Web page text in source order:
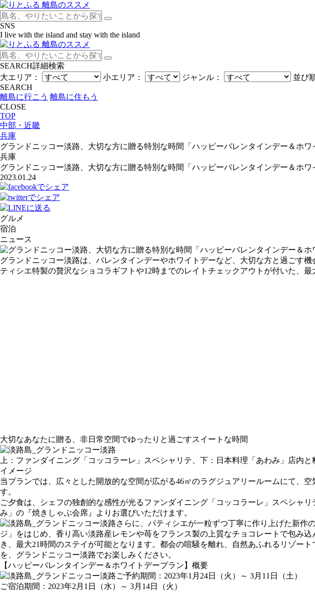
SNS
I live with the island and stay with the island
SEARCH詳細検索
大エリア：
小エリア： ジャンル：
並び
SEARCH
離島に行こう 離島に住もう
CLOSE
TOP
中部・近畿
兵庫
グランドニッコー淡路、大切な方に贈る特別な時間「ハッピーバレンタインデー＆ホワ
兵庫
グランドニッコー淡路、大切な方に贈る特別な時間「ハッピーバレンタインデー＆ホワ
2023.01.24
グルメ
宿泊
ニュース
グランドニッコー淡路は、バレンタインデーやホワイトデーなど、大切な方と過ごす
ティシエ特製の贅沢なショコラギフトや12時までのレイトチェックアウトが付いた、
大切なあなたに贈る、非日常空間でゆったりと過ごすスイートな時間
上：ファンダイニング「コッコラーレ」スペシャリテ、下：日本料理「あわみ」店内と
イメージ
当プランでは、広々とした開放的な空間が広がる46㎡のラグジュアリールームにて、
す。
ご夕食は、シェフの独創的な感性が光るファンダイニング「コッコラーレ」スペシャ
み」の『焼きしゃぶ会席』よりお選びいただけます。
さらに、パティシエが一粒ずつ丁寧に作り上げた新作
ジ」をはじめ、香り高い淡路産レモンや苺をフランス製の上質なチョコレートで包み
き、最大21時間のステイが可能となります。都会の喧騒を離れ、自然あふれるリゾー
を、グランドニッコー淡路でお楽しみください。
【ハッピーバレンタインデー＆ホワイトデープラン】概要
ご予約期間：2023年1月24日（火）～ 3月11日（土）
ご宿泊期間：2023年2月1日（水）～ 3月14日（火）